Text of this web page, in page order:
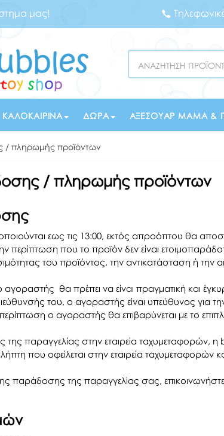
μας!
ΚΑΛΟΚΑΙΡΙΝΆ ΔΏΡΑ ΑΞΕΣΟΥΆΡ ΜΑΜΆ &
/ πληρωμής προϊόντων
/ πληρωμής προϊόντων
εως τις 13:00, εκτός απροόπτου θα
περίπτωση που το προϊόν δεν είναι
του προϊόντος, την αντικατάσταση ή την
αγοραστής θα πρέπει να είναι πραγματική και
του, ο αγοραστής είναι υπεύθυνος για
ο αγοραστής θα επιβαρύνεται με το
παραγγελίας στην εταιρεία ταχυμεταφορών,
που οφείλεται στην εταιρεία ταχυμεταφορών
παράδοσης της παραγγελίας σας,